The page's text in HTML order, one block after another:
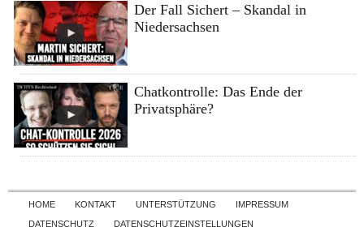
Der Fall Sichert – Skandal in
Niedersachsen
Chatkontrolle: Das Ende der
Privatsphäre?
Skip to content
HOME KONTAKT UNTERSTÜTZUNG
IMPRESSUM
DATENSCHUTZ
DATENSCHUTZEINSTELLUNGEN